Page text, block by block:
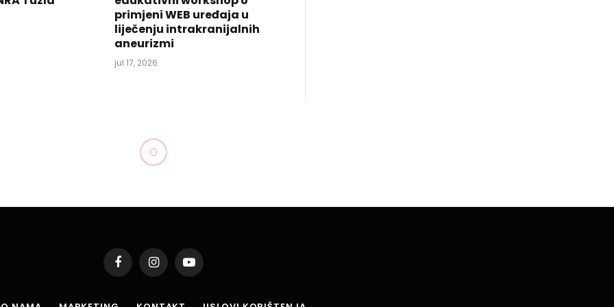
primjeni WEB uređaja u
liječenju intrakranijalnih
aneurizmi
jul 17, 2026
FacebookInstagramYouTube